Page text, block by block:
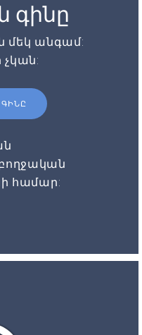
գինը
մեկ անգամ:
համար: